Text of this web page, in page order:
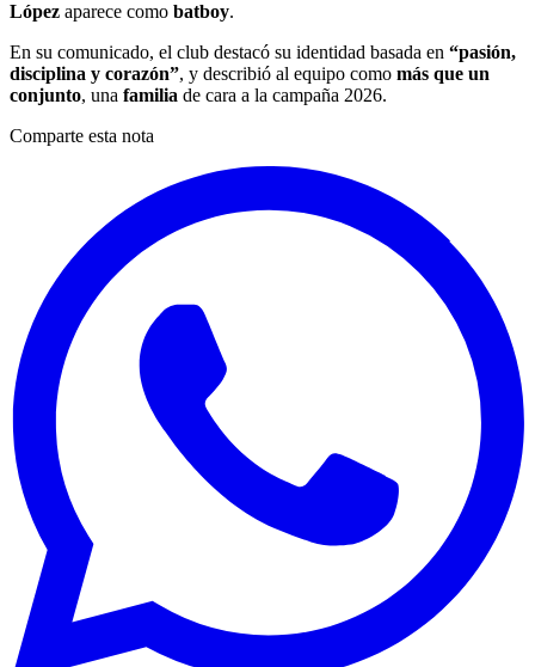
López aparece como batboy.
En su comunicado, el club destacó su identidad basada en “pasión,
disciplina y corazón”, y describió al equipo como más que un
conjunto, una familia de cara a la campaña 2026.
Comparte esta nota